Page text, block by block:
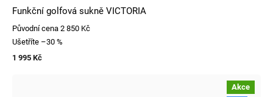
Funkční golfová sukně VICTORIA
Původní cena 2 850 Kč
Ušetříte –30 %
1 995 Kč
Akce